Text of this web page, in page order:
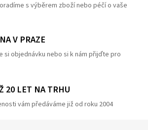
s výběrem zboží nebo péčí o vaše
V PRAZE
si objednávku nebo si k nám přijďte pro
20 LET NA TRHU
vám předáváme již od roku 2004